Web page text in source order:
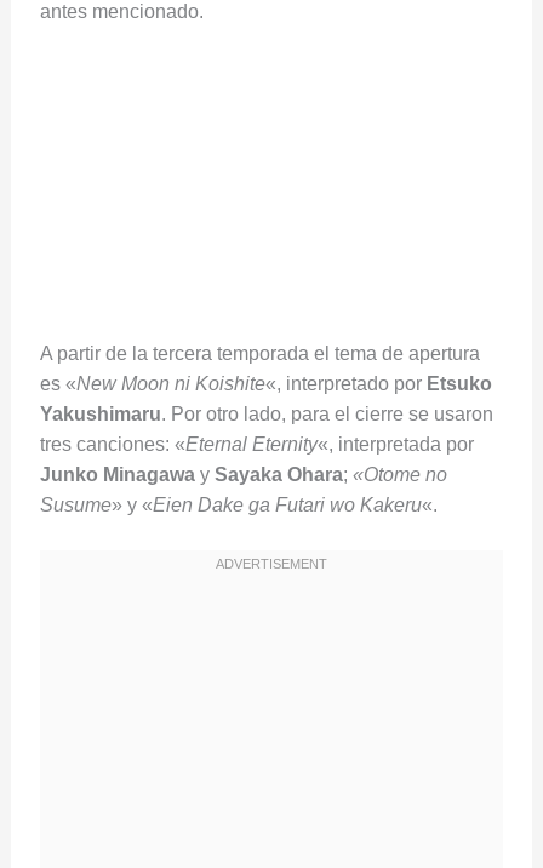
antes mencionado.
A partir de la tercera temporada el tema de apertura
es «New Moon ni Koishite«, interpretado por Etsuko
Yakushimaru. Por otro lado, para el cierre se usaron
tres canciones: «Eternal Eternity«, interpretada por
Junko Minagaway Sayaka Ohara; «Otome no
Susume» y «Eien Dake ga Futari wo Kakeru«.